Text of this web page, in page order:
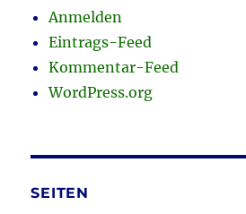
Anmelden
Eintrags-Feed
Kommentar-Feed
WordPress.org
SEITEN